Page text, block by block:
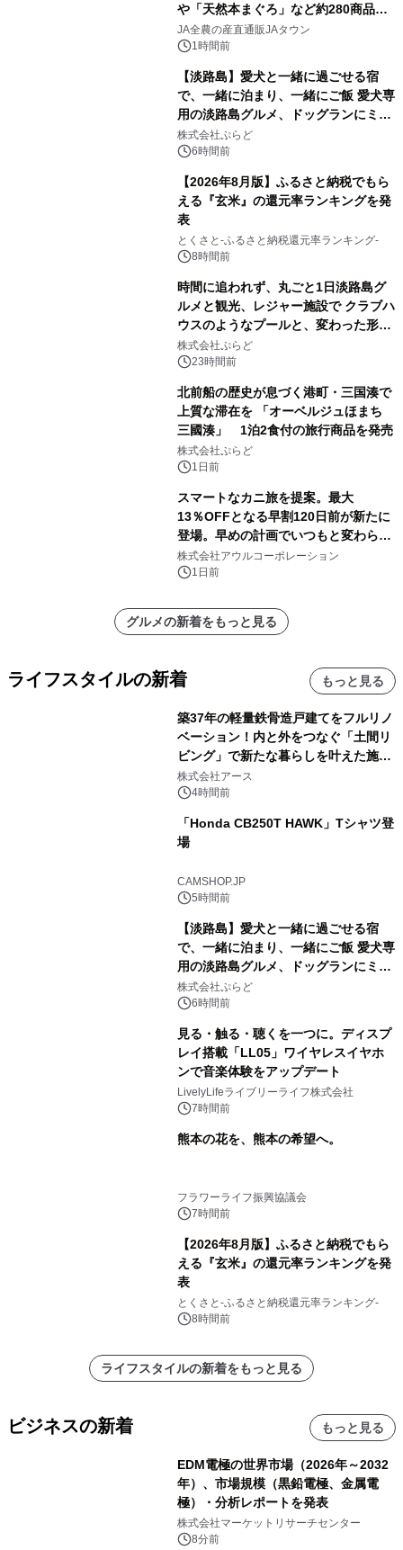
や「天然本まぐろ」など約280商品を
販売！～毎月１０日の定例企画～
JA全農の産直通販JAタウン
1時間前
【淡路島】愛犬と一緒に過ごせる宿
で、一緒に泊まり、一緒にご飯 愛犬専
用の淡路島グルメ、ドッグランにミニ
プール グランピングとトレーラーハウ
スの2施設で
株式会社ぷらど
6時間前
【2026年8月版】ふるさと納税でもら
える『玄米』の還元率ランキングを発
表
とくさと-ふるさと納税還元率ランキング-
8時間前
時間に追われず、丸ごと1日淡路島グ
ルメと観光、レジャー施設で クラブハ
ウスのようなプールと、変わった形の
サウナも 「THE BOXY AWAJI」のお
得な素泊まり連泊プランで
株式会社ぷらど
23時間前
北前船の歴史が息づく港町・三国湊で
上質な滞在を 「オーベルジュほまち
三國湊」 1泊2食付の旅行商品を発売
株式会社ぷらど
1日前
スマートなカニ旅を提案。最大
13％OFFとなる早割120日前が新たに
登場。早めの計画でいつもと変わらぬ
大人の冬旅を。ー夕日ヶ浦温泉「佳松
苑 別邸ふうか」ー
株式会社アウルコーポレーション
1日前
グルメの新着をもっと見る
ライフスタイルの新着 もっと見る
築37年の軽量鉄骨造戸建てをフルリノ
ベーション！内と外をつなぐ「土間リ
ビング」で新たな暮らしを叶えた施工
事例を株式会社アースが公開
株式会社アース
4時間前
「Honda CB250T HAWK」Tシャツ登
場
CAMSHOP.JP
5時間前
【淡路島】愛犬と一緒に過ごせる宿
で、一緒に泊まり、一緒にご飯 愛犬専
用の淡路島グルメ、ドッグランにミニ
プール グランピングとトレーラーハウ
スの2施設で
株式会社ぷらど
6時間前
見る・触る・聴くを一つに。ディスプ
レイ搭載「LL05」ワイヤレスイヤホ
ンで音楽体験をアップデート
LivelyLifeライブリーライフ株式会社
7時間前
熊本の花を、熊本の希望へ。
フラワーライフ振興協議会
7時間前
【2026年8月版】ふるさと納税でもら
える『玄米』の還元率ランキングを発
表
とくさと-ふるさと納税還元率ランキング-
8時間前
ライフスタイルの新着をもっと見る
ビジネスの新着 もっと見る
EDM電極の世界市場（2026年～2032
年）、市場規模（黒鉛電極、金属電
極）・分析レポートを発表
株式会社マーケットリサーチセンター
8分前